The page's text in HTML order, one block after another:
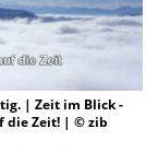
| Zeit im Blick -
die Zeit! | © zib